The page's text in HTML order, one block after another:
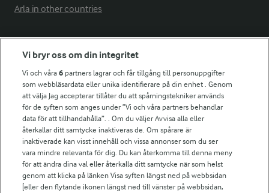
Arla in other countries
Fler Arlasajter
För ägare
Arlas kundportal
Arla.com
Falbygdens Ost
Arla webbshop
Bildbank
Vi bryr oss om din integritet
Vi och våra6 partners lagrar och får tillgång till personuppgifter
som webbläsardata eller unika identifierare på din enhet . Genom
att välja Jag accepterar tillåter du att spårningstekniker används
för de syften som anges under ”Vi och våra partners behandlar
data för att tillhandahålla”. . Om du väljer Avvisa alla eller
återkallar ditt samtycke inaktiveras de. Om spårare är
inaktiverade kan visst innehåll och vissa annonser som du ser
vara mindre relevanta för dig. Du kan återkomma till denna meny
för att ändra dina val eller återkalla ditt samtycke när som helst
genom att klicka på länken Visa syften längst ned på webbsidan
[eller den flytande ikonen längst ned till vänster på webbsidan,